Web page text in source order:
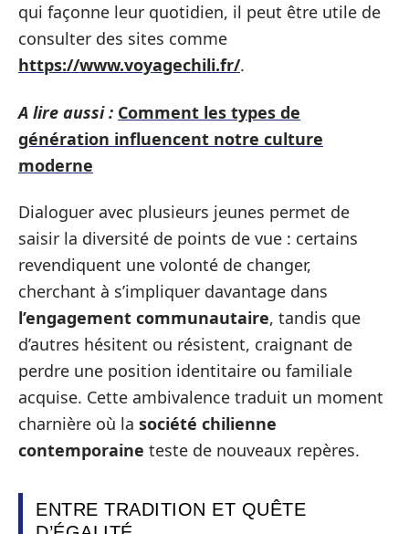
qui façonne leur quotidien, il peut être utile de
consulter des sites comme
https://www.voyagechili.fr/.
A lire aussi : Comment les types de
génération influencent notre culture
moderne
Dialoguer avec plusieurs jeunes permet de
saisir la diversité de points de vue : certains
revendiquent une volonté de changer,
cherchant à s’impliquer davantage dans
l’engagement communautaire, tandis que
d’autres hésitent ou résistent, craignant de
perdre une position identitaire ou familiale
acquise. Cette ambivalence traduit un moment
charnière où la société chilienne
contemporaine teste de nouveaux repères.
ENTRE TRADITION ET QUÊTE